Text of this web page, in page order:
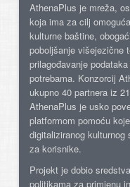
AthenaPlus je mreža,
koja ima za cilj
kulturne baštine,
poboljšanje višejezične
prilagođavanje
potrebama. Konzorcij
ukupno 40 partnera iz
AthenaPlus je usko
platformom pomoću
digitaliziranog kulturnog
za korisnike.
Projekt je dobio
politikama za primjenu